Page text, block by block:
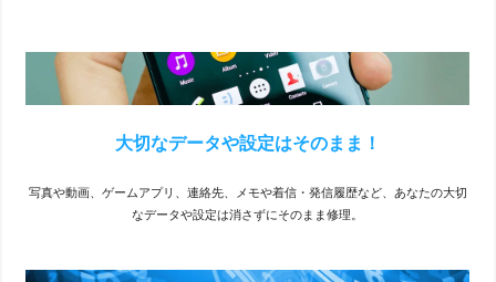
大切なデータや設定はそのまま！
写真や動画、ゲームアプリ、連絡先、メモや着信・発信履歴など、あなたの大切
なデータや設定は消さずにそのまま修理。